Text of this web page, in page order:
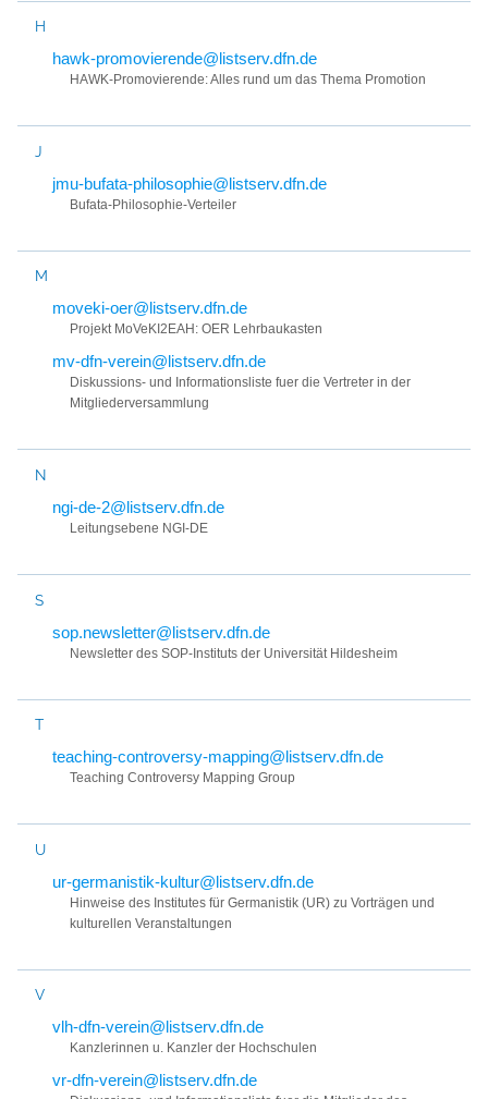
H
hawk-promovierende@listserv.dfn.de
HAWK-Promovierende: Alles rund um das Thema Promotion
J
jmu-bufata-philosophie@listserv.dfn.de
Bufata-Philosophie-Verteiler
M
moveki-oer@listserv.dfn.de
Projekt MoVeKI2EAH: OER Lehrbaukasten
mv-dfn-verein@listserv.dfn.de
Diskussions- und Informationsliste fuer die Vertreter in der
Mitgliederversammlung
N
ngi-de-2@listserv.dfn.de
Leitungsebene NGI-DE
S
sop.newsletter@listserv.dfn.de
Newsletter des SOP-Instituts der Universität Hildesheim
T
teaching-controversy-mapping@listserv.dfn.de
Teaching Controversy Mapping Group
U
ur-germanistik-kultur@listserv.dfn.de
Hinweise des Institutes für Germanistik (UR) zu Vorträgen und
kulturellen Veranstaltungen
V
vlh-dfn-verein@listserv.dfn.de
Kanzlerinnen u. Kanzler der Hochschulen
vr-dfn-verein@listserv.dfn.de